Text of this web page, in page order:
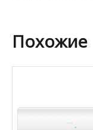
Похожие